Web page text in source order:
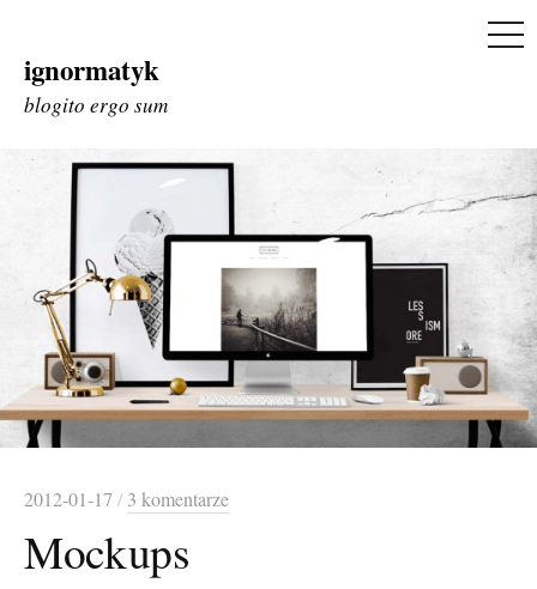
Skip
to
ignormatyk
blogito ergo sum
2012-01-17 / 3 komentarze
Mockups